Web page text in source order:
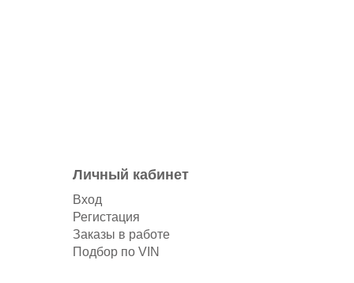
Личный кабинет
Вход
Регистация
Заказы в работе
Подбор по VIN